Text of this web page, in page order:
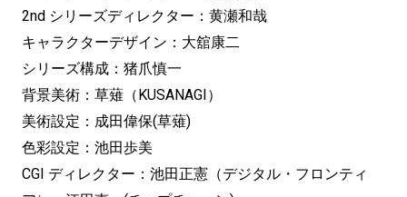
2nd シリーズディレクター：黄瀬和哉
キャラクターデザイン：大舘康二
シリーズ構成：猪爪慎一
背景美術：草薙（KUSANAGI）
美術設定：成田偉保(草薙)
色彩設定：池田歩美
CGI ディレクター：池田正憲（デジタル・フロンティ